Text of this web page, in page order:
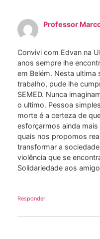
Professor
Convivi com Edvan na
anos sempre lhe
em Belém. Nesta ultima
trabalho, pude lhe
SEMED. Nunca
o ultimo. Pessoa
morte é a certeza de
esforçarmos ainda
quais nos propomos
transformar a
violência que se
Solidariedade aos
Responder